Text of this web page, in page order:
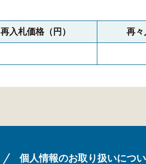
再入札価格（円） 再々
個人情報のお取り扱いにつ